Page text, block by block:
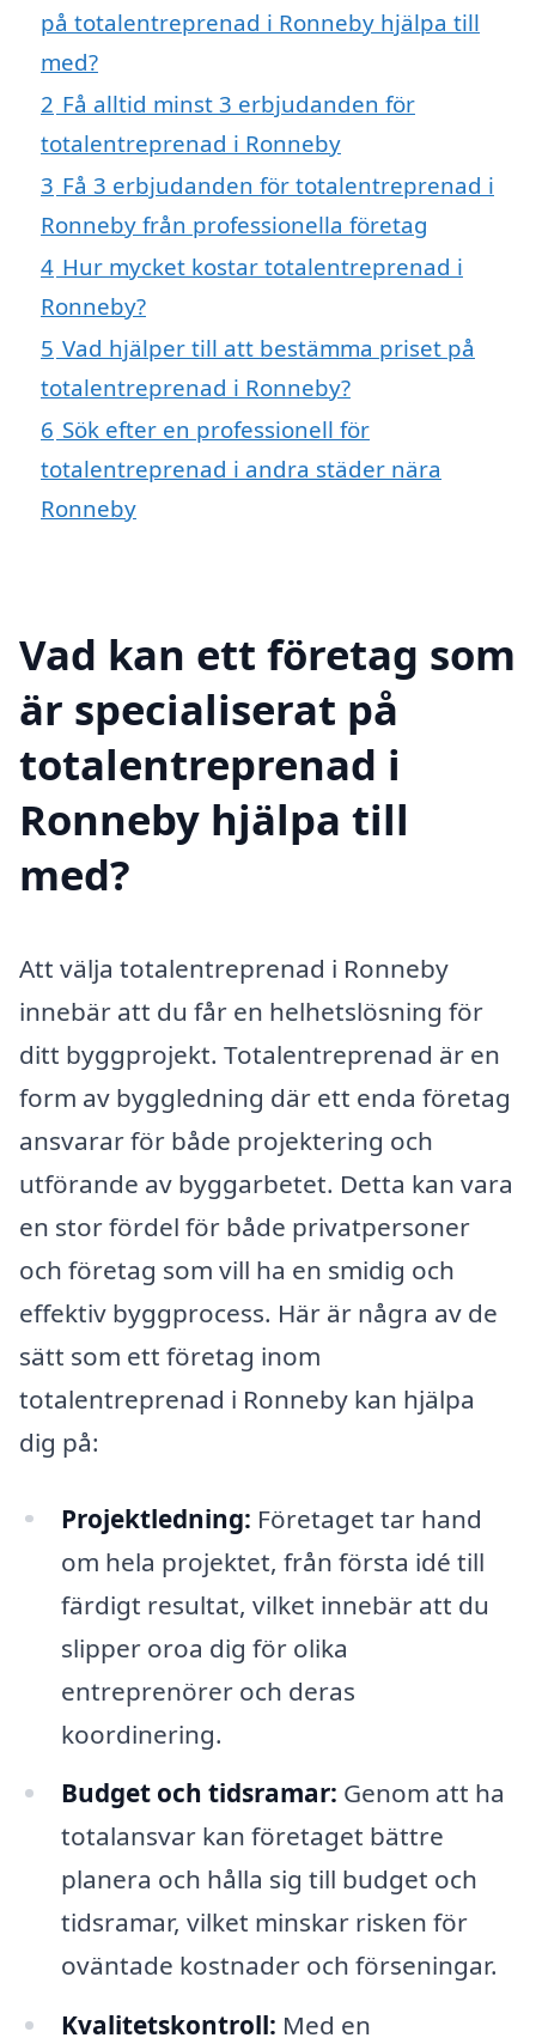
på totalentreprenad i Ronneby hjälpa till
med?
2 Få alltid minst 3 erbjudanden för
totalentreprenad i Ronneby
3 Få 3 erbjudanden för totalentreprenad i
Ronneby från professionella företag
4 Hur mycket kostar totalentreprenad i
Ronneby?
5 Vad hjälper till att bestämma priset på
totalentreprenad i Ronneby?
6 Sök efter en professionell för
totalentreprenad i andra städer nära
Ronneby
Vad kan ett företag som
är specialiserat på
totalentreprenad i
Ronneby hjälpa till
med?
Att välja totalentreprenad i Ronneby
innebär att du får en helhetslösning för
ditt byggprojekt. Totalentreprenad är en
form av byggledning där ett enda företag
ansvarar för både projektering och
utförande av byggarbetet. Detta kan vara
en stor fördel för både privatpersoner
och företag som vill ha en smidig och
effektiv byggprocess. Här är några av de
sätt som ett företag inom
totalentreprenad i Ronneby kan hjälpa
dig på:
Projektledning: Företaget tar hand
om hela projektet, från första idé till
färdigt resultat, vilket innebär att du
slipper oroa dig för olika
entreprenörer och deras
koordinering.
Budget och tidsramar: Genom att ha
totalansvar kan företaget bättre
planera och hålla sig till budget och
tidsramar, vilket minskar risken för
oväntade kostnader och förseningar.
Kvalitetskontroll: Med en